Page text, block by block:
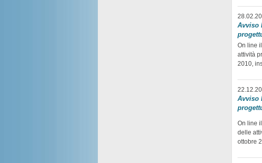
Avviso
On line
attività
2010,
Avviso
On line
delle
ottobre